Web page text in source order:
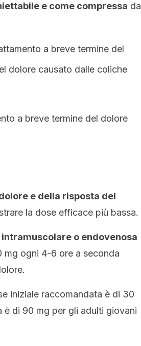
e come compressa da
a breve termine del
dolore causato dalle coliche
a breve termine del dolore
e della risposta del
la dose efficace più bassa.
o endovenosa
mg ogni 4-6 ore a seconda
iniziale raccomandata è di 30
è di 90 mg per gli adulti giovani